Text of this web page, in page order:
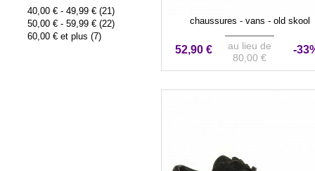
40,00 € -49,99 € (21)
50,00 € -59,99 € (22)
60,00 € et plus (7)
chaussures - vans - old skool
52,90 €
au lieu de
80,00 €
-